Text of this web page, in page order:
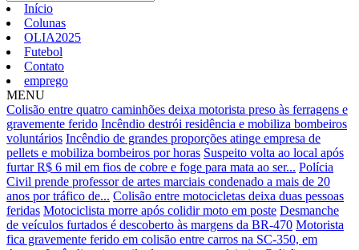
Início
Colunas
OLIA2025
Futebol
Contato
emprego
MENU
Colisão entre quatro caminhões deixa motorista preso às ferragens e
gravemente ferido Incêndio destrói residência e mobiliza bombeiros
voluntários Incêndio de grandes proporções atinge empresa de
pellets e mobiliza bombeiros por horas Suspeito volta ao local após
furtar R$ 6 mil em fios de cobre e foge para mata ao ser... Polícia
Civil prende professor de artes marciais condenado a mais de 20
anos por tráfico de... Colisão entre motocicletas deixa duas pessoas
feridas Motociclista morre após colidir moto em poste Desmanche
de veículos furtados é descoberto às margens da BR-470 Motorista
fica gravemente ferido em colisão entre carros na SC-350, em